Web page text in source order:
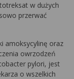
w dużych
przerwać
amoksycylinę oraz
owrzodzeń
pylori, jest
o wszelkich